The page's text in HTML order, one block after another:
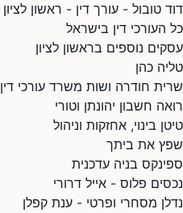
דוד טובול - עורך דין - ראשון לציון
כל העורכי דין בישראל
עסקים נוספים בראשון לציון
טליה כהן
שרית חודרה ושות משרד עורכי דין
רואה חשבון יהונתן וטורי
טיטן בינוי, אחזקות וניהול
שפץ את ביתך
ספינקס בניה עדכנית
נכסים פלוס - אייל דרורי
נדלן מסחרי ופרטי - ענת קפלן